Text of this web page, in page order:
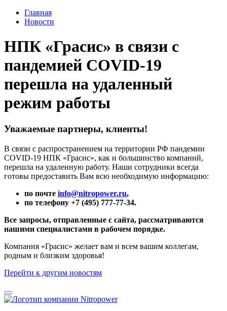
Главная
Новости
НПК «Грасис» в связи с
пандемией COVID-19
перешла на удаленный
режим работы
Уважаемые партнеры, клиенты!
В связи с распространением на территории РФ пандемии
COVID-19 НПК «Грасис», как и большинство компаний,
перешла на удаленную работу. Наши сотрудники всегда
готовы предоставить Вам всю необходимую информацию:
по почте info@nitropower.ru,
по телефону +7 (495) 777-77-34.
Все запросы, отправленные с сайта, рассматриваются
нашими специалистами в рабочем порядке.
Компания «Грасис» желает вам и всем вашим коллегам,
родным и близким здоровья!
Перейти к другим новостям